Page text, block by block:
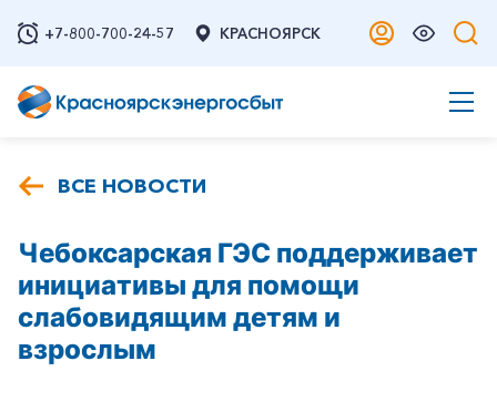
+7-800-700-24-57 КРАСНОЯРСК
ВСЕ НОВОСТИ
Чебоксарская ГЭС поддерживает
инициативы для помощи
слабовидящим детям и
взрослым